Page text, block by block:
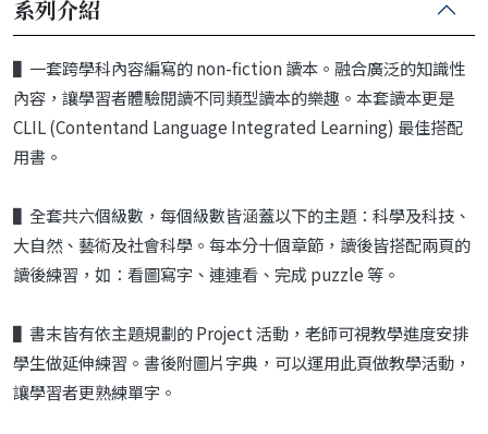
系列介紹
▌一套跨學科內容編寫的 non-fiction 讀本。融合廣泛的知識性
內容，讓學習者體驗閱讀不同類型讀本的樂趣。本套讀本更是
CLIL (Contentand Language Integrated Learning) 最佳搭配
用書。
▌全套共六個級數，每個級數皆涵蓋以下的主題：科學及科技、
大自然、藝術及社會科學。每本分十個章節，讀後皆搭配兩頁的
讀後練習，如：看圖寫字、連連看、完成 puzzle 等。
▌書末皆有依主題規劃的 Project 活動，老師可視教學進度安排
學生做延伸練習。書後附圖片字典，可以運用此頁做教學活動，
讓學習者更熟練單字。